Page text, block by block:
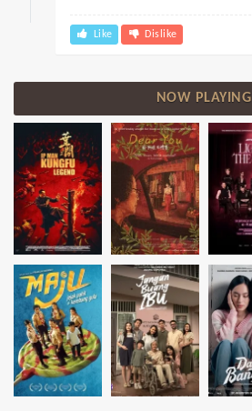
Like Dislike
NOW PLAYING